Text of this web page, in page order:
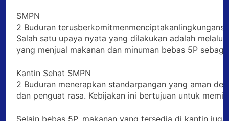
SMPN
2 Buduran
Salah satu upaya nyata yang dilakukan adalah melalui
yang menjual makanan dan minuman bebas 5P
Kantin Sehat SMPN
2 Buduran menerapkan standarpangan yang aman
dan penguat rasa. Kebijakan ini bertujuan untuk